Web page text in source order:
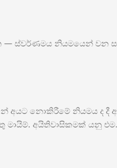
— ස්වර්ණමය නියමයෙන්
අන් අයට නොකිරීමේ නියමය ද
මායිම්. අයිතිවාසිකමක් යනු